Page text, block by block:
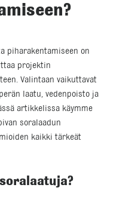
piharakentamiseen on
projektin
Valintaan vaikuttavat
laatu, vedenpoisto ja
artikkelissa käymme
soralaadun
kaikki tärkeät